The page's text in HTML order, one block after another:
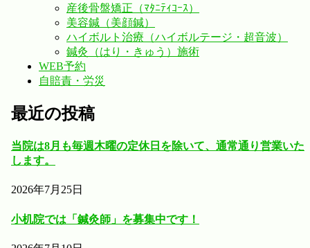
産後骨盤矯正（ﾏﾀﾆﾃｨｺｰｽ）
美容鍼（美顔鍼）
ハイボルト治療（ハイボルテージ・超音波）
鍼灸（はり・きゅう）施術
WEB予約
自賠責・労災
最近の投稿
当院は8月も毎週木曜の定休日を除いて、通常通り営業いた
します。
2026年7月25日
小机院では「鍼灸師」を募集中です！